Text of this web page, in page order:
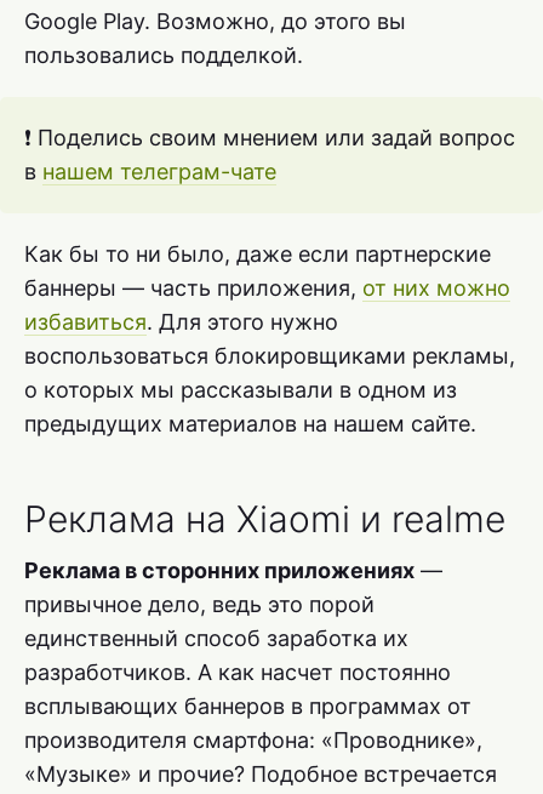
Google Play. Возможно, до этого вы
пользовались подделкой.
❗ Поделись своим мнением или задай вопрос
в нашем телеграм-чате
Как бы то ни было, даже если партнерские
баннеры — часть приложения, от них можно
избавиться. Для этого нужно
воспользоваться блокировщиками рекламы,
о которых мы рассказывали в одном из
предыдущих материалов на нашем сайте.
Реклама на Xiaomi и realme
Реклама в сторонних приложениях —
привычное дело, ведь это порой
единственный способ заработка их
разработчиков. А как насчет постоянно
всплывающих баннеров в программах от
производителя смартфона: «Проводнике»,
«Музыке» и прочие? Подобное встречается